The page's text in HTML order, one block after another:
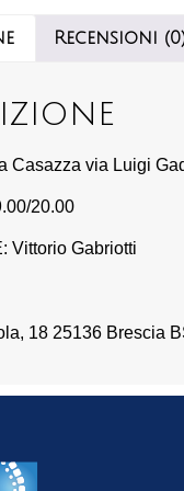
Recensioni
Casazza via Luigi
20.00
Vittorio Gabriotti
18 25136 Brescia